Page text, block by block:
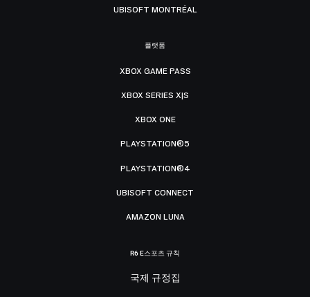
UBISOFT MONTRÉAL
플랫폼
XBOX GAME PASS
XBOX SERIES X|S
XBOX ONE
PLAYSTATION®5
PLAYSTATION®4
UBISOFT CONNECT
AMAZON LUNA
R6 E스포츠 규칙
국제 규정집